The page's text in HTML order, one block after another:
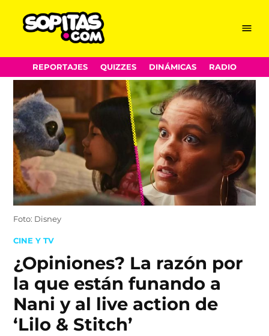
Skip
to
content
Menu
REPORTAJES QUIZZES DINÁMICAS RADIO
Foto: Disney
POSTED
CINE Y TV
¿Opiniones? La razón por
la que están funando a
Nani y al live action de
‘Lilo & Stitch’